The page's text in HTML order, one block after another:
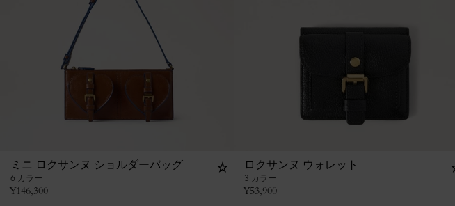
ミニ ロクサンヌ ショルダーバッグ
6 カラー
¥146,300
ロクサンヌ ウォレット
3 カラー
¥53,900